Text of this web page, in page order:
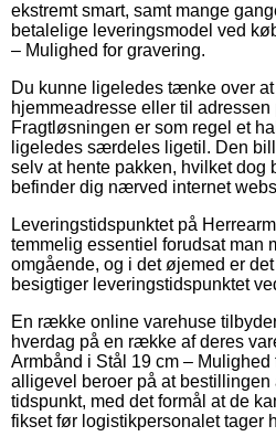
ekstremt smart, samt mange
betalelige leveringsmodel ved
– Mulighed for gravering.
Du kunne ligeledes tænke over
hjemmeadresse eller til adressen
Fragtløsningen er som regel et
ligeledes særdeles ligetil. Den
selv at hente pakken, hvilket dog
befinder dig nærved internet
Leveringstidspunktet på
temmelig essentiel forudsat man
omgående, og i det øjemed er
besigtiger leveringstidspunktet
En række online varehuse
hverdag på en række af deres
Armbånd i Stål 19 cm – Mulighed
alligevel beroer på at
tidspunkt, med det formål at de
fikset før logistikpersonalet tager